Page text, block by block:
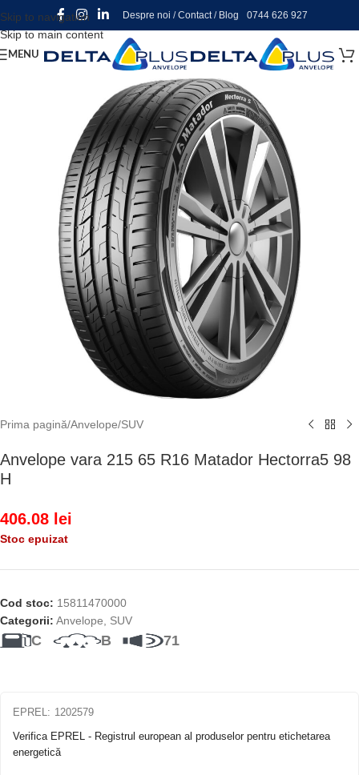
Skip to navigation
Skip to main content
Despre noi /Contact/ Blog 0744 626 927
MENU
Prima pagină/Anvelope/SUV
Anvelope vara 215 65 R16 Matador Hectorra5 98
H
406.08 lei
Stoc epuizat
Cod stoc: 15811470000
Categorii: Anvelope SUV
C B 71
EPREL: 1202579
Verifica EPREL - Registrul european al produselor pentru etichetarea
energetică